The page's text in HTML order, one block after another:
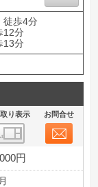
徒歩4分
12分
13分
り表示 お問合せ
円